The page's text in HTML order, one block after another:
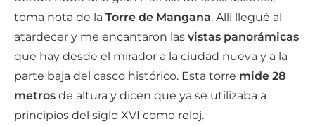
toma nota de la Torre de Mangana. Allí llegué al
atardecer y me encantaron las vistas panorámicas
que hay desde el mirador a la ciudad nueva y a la
parte baja del casco histórico. Esta torre mide 28
metros de altura y dicen que ya se utilizaba a
principios del siglo XVI como reloj.